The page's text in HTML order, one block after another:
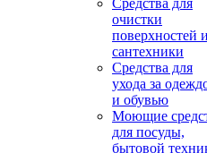
Средства для
очистки
поверхностей
сантехники
Средства для
ухода за
и обувью
Моющие
для посуды,
бытовой